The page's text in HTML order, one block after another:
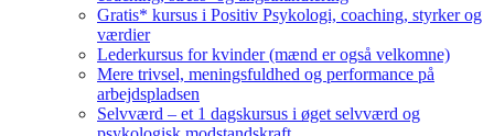
Gratis* kursus i Positiv Psykologi, coaching, styrker og
værdier
Lederkursus for kvinder (mænd er også velkomne)
Mere trivsel, meningsfuldhed og performance på
arbejdspladsen
Selvværd – et 1 dagskursus i øget selvværd og